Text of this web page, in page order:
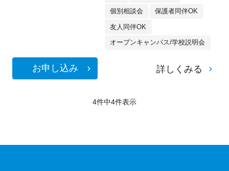
個別相談会 保護者同伴OK
友人同伴OK
オープンキャンパス/学校説明会
お申し込み 詳しくみる
4件中4件表示